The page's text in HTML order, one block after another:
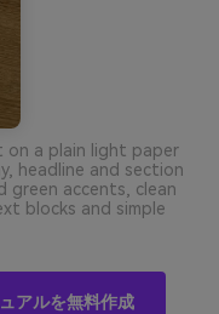
on a plain light paper
headline and section
green accents, clean
blocks and simple
アルを無料作成